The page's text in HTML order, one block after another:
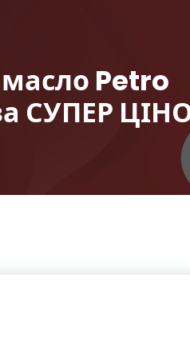
Petro
СУПЕР